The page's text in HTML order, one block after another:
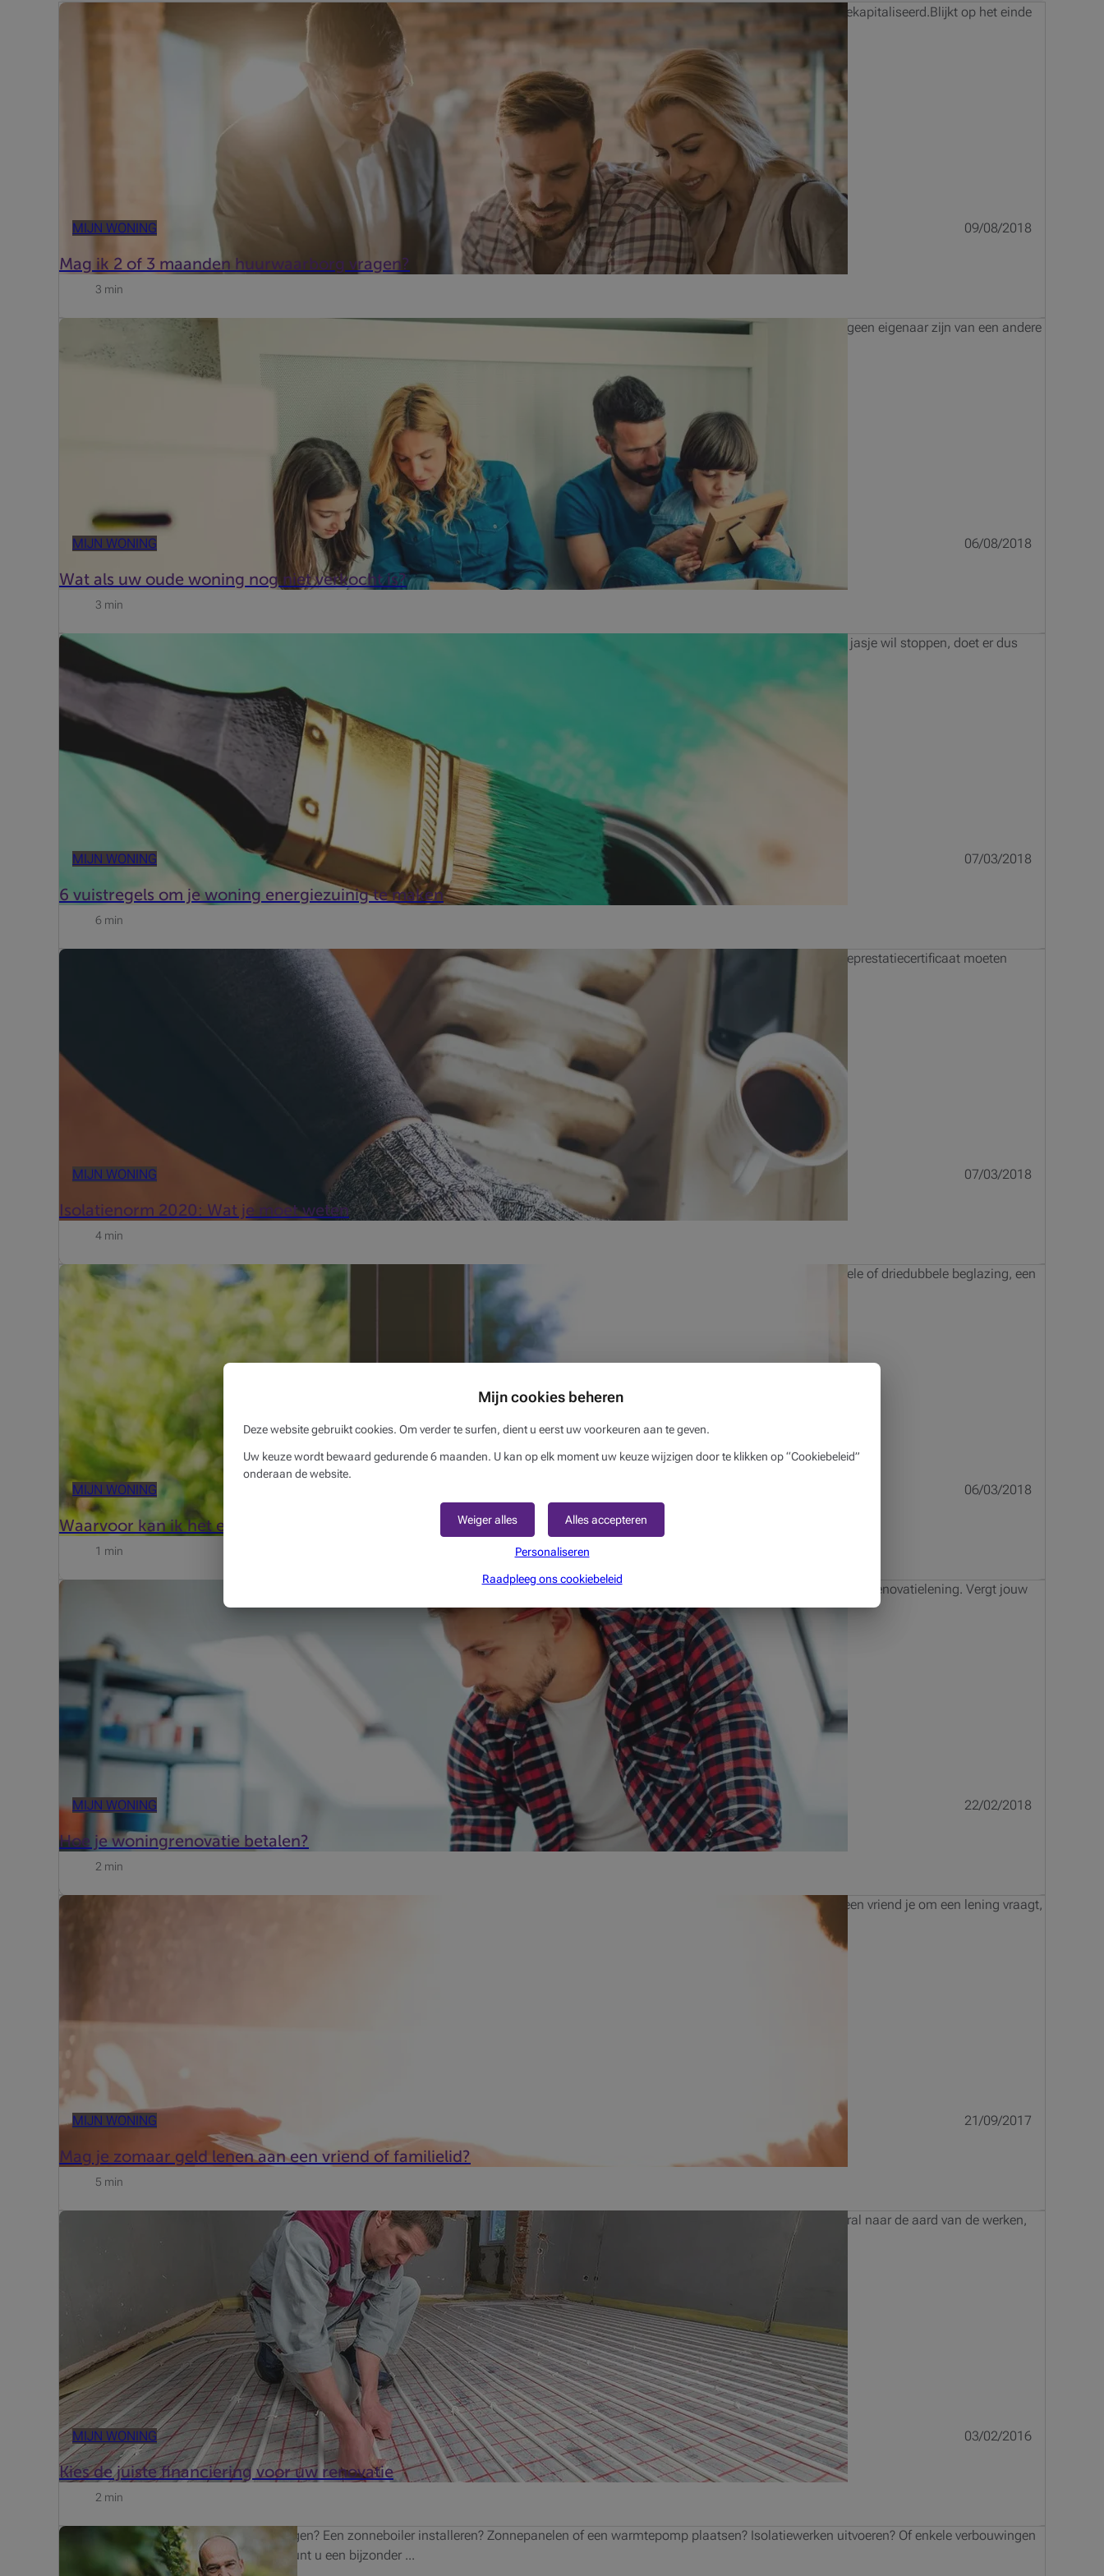
MIJN WONING 09/08/2018
Mag ik 2 of 3 maanden huurwaarborg vragen?
De huurwaarborg moet bij de bank op een geblokkeerde rekening op naam van de huurder worden geplaatst. De intresten ervan worden gekapitaliseerd.Blijkt op het einde
van het huurcontract dat de huurder schade heeft aangeric...
3 min
MIJN WONING 06/08/2018
Wat als uw oude woning nog niet verkocht is?
In Vlaanderen geldt sinds 1 juni een registratierecht van 7% voor de aankoop van een gezinswoning. De voorwaarde is dat de kopers nog geen eigenaar zijn van een andere
woning of een bouwgrond. Hebben ze die wel, dan wordt ...
3 min
MIJN WONING 07/03/2018
6 vuistregels om je woning energiezuinig te maken
Vandaag is investeren in dubbel glas nog niet verplicht, maar vanaf 2020 is dat wel het geval in Vlaanderen. Wie zijn woning in een nieuw jasje wil stoppen, doet er dus
goed aan om te starten met de isolatie van de ramen. ...
6 min
MIJN WONING 07/03/2018
Isolatienorm 2020: Wat je moet weten
Wat je vooraf moet weten is dat nieuwbouwwoningen die na 1 januari 2006 op het elektriciteitsnet werden aangesloten, een geldig energieprestatiecertificaat moeten
hebben. Hiermee zijn zij in orde met de Isolatienorm 2020. ...
4 min
MIJN WONING 06/03/2018
Waarvoor kan ik het ecokrediet gebruiken?
Een groene lening kunnen we het best omschrijven als een krediet om je woning energiezuiniger te maken. Denk aan zonnepanelen, dubbele of driedubbele beglazing, een
hoogrendementsketel, isolatie enzovoort. Met een ecokredi...
1 min
MIJN WONING 22/02/2018
Hoe je woningrenovatie betalen?
Voor de financiering van verbouwingswerken kan je bij de meeste banken kiezen tussen twee soorten leningen: een hypothecair krediet of een renovatielening. Vergt jouw
verbouwing een groot bedrag, dan wordt vaak een klassie...
2 min
MIJN WONING 21/09/2017
Mag je zomaar geld lenen aan een vriend of familielid?
Wettelijk gezien ben je niet verplicht om een papieren overeenkomst af te sluiten, maar het vermijdt wel discussies en misverstanden. Als een vriend je om een lening vraagt,
5 min
MIJN WONING 03/02/2016
Kies de juiste financiering voor uw renovatie
Let op, geld lenen kost ook geldOm de renovatie van uw vastgoed te financieren hebt u de keuze uit diverse kredietmogelijkheden. Kijk vooral naar de aard van de werken,
het bedrag dat u wenst te lenen en de duur van de len...
2 min
Wilt u een oude verwarmingsketel vervangen? Een zonneboiler installeren? Zonnepanelen of een warmtepomp plaatsen? Isolatiewerken uitvoeren? Of enkele verbouwingen
uitvoeren om energie te besparen? Dan kunt u een bijzonder ...
Mijn cookies beheren
Deze website gebruikt cookies. Om verder te surfen, dient u eerst uw voorkeuren aan te geven.
Uw keuze wordt bewaard gedurende 6 maanden. U kan op elk moment uw keuze wijzigen door te klikken op “Cookiebeleid”
onderaan de website.
Alles accepteren
Weiger alles
Personaliseren
Raadpleeg ons cookiebeleid